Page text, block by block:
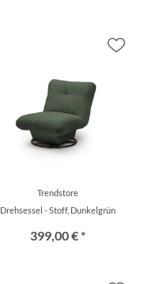
Trendstore
Drehsessel - Stoff, Dunkelgrün
399,00 € *